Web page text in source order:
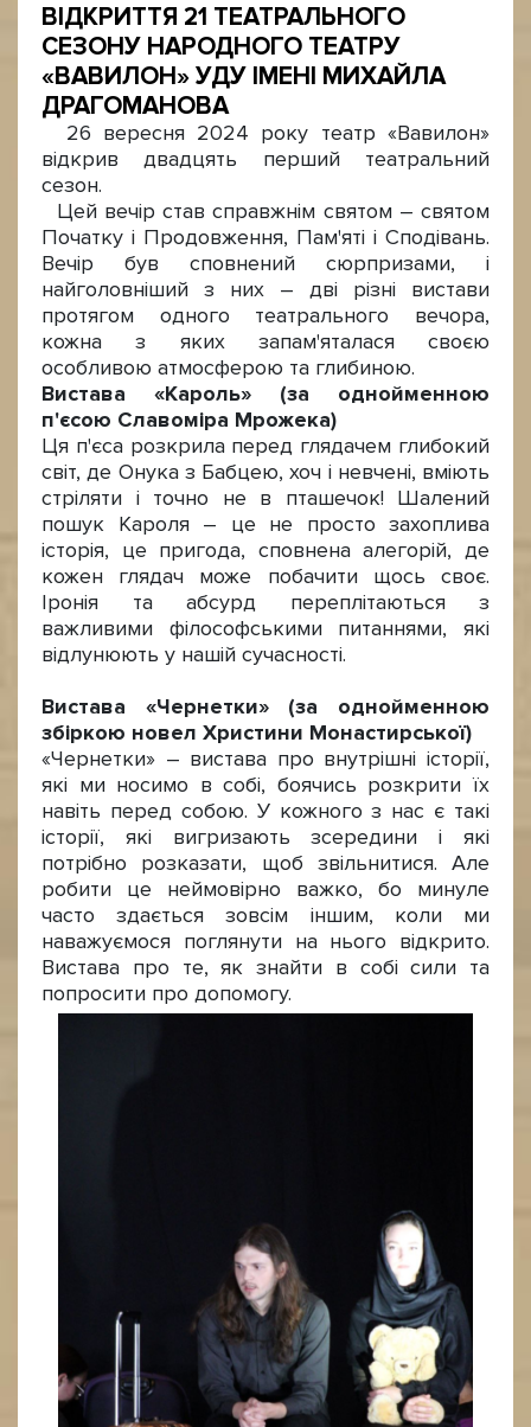
ВІДКРИТТЯ 21 ТЕАТРАЛЬНОГО
СЕЗОНУ НАРОДНОГО ТЕАТРУ
«ВАВИЛОН» УДУ ІМЕНІ МИХАЙЛА
ДРАГОМАНОВА
26 вересня 2024 року театр «Вавилон»
відкрив двадцять перший театральний
сезон.
Цей вечір став справжнім святом – святом
Початку і Продовження, Пам'яті і Сподівань.
Вечір був сповнений сюрпризами, і
найголовніший з них – дві різні вистави
протягом одного театрального вечора,
кожна з яких запам'яталася своєю
особливою атмосферою та глибиною.
Вистава «Кароль» (за однойменною
п'єсою Славоміра Мрожека)
Ця п'єса розкрила перед глядачем глибокий
світ, де Онука з Бабцею, хоч і невчені, вміють
стріляти і точно не в пташечок! Шалений
пошук Кароля – це не просто захоплива
історія, це пригода, сповнена алегорій, де
кожен глядач може побачити щось своє.
Іронія та абсурд переплітаються з
важливими філософськими питаннями, які
відлунюють у нашій сучасності.
Вистава «Чернетки» (за однойменною
збіркою новел Христини Монастирської)
«Чернетки» – вистава про внутрішні історії,
які ми носимо в собі, боячись розкрити їх
навіть перед собою. У кожного з нас є такі
історії, які вигризають зсередини і які
потрібно розказати, щоб звільнитися. Але
робити це неймовірно важко, бо минуле
часто здається зовсім іншим, коли ми
наважуємося поглянути на нього відкрито.
Вистава про те, як знайти в собі сили та
попросити про допомогу.